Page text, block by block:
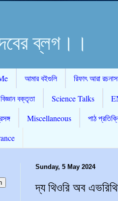
ব্লগ।।
আমার বইগুলি
রিফাৎ আরা
বিজ্ঞান বক্তৃতা Science Talks
Miscellaneous
পাঠ
Sunday, 5 May 2024
দ্য থিওরি অব